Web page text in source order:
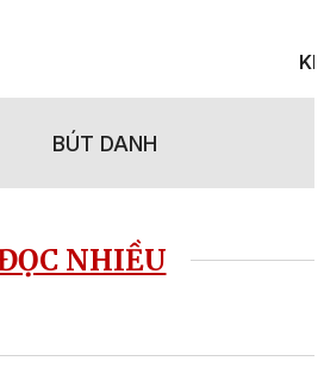
BÚT DANH
NHIỀU